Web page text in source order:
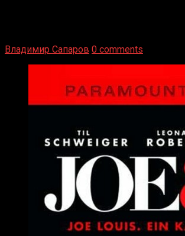
Владимир Сапаров 0 comments